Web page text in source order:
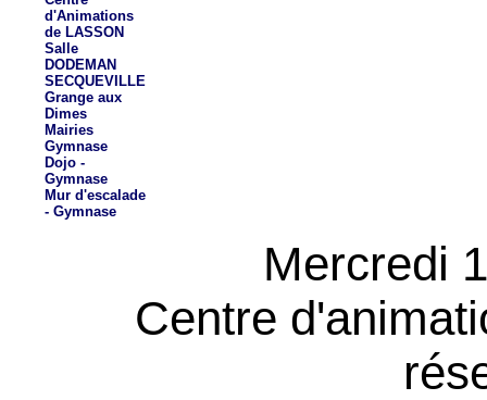
d'Animations
de LASSON
Salle
DODEMAN
SECQUEVILLE
Grange aux
Dimes
Mairies
Gymnase
Dojo -
Gymnase
Mur d'escalade
- Gymnase
Mercredi
Centre